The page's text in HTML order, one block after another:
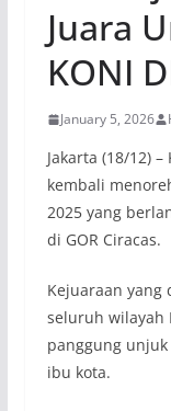
Juara
KONI
January 5, 2026
Jakarta (18/12)
kembali
2025 yang
di GOR Ciracas.
Kejuaraan yang
seluruh wilayah
panggung
ibu kota.